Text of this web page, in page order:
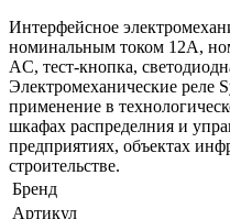
Интерфейсное
номинальным током 12А,
AC, тест-кнопка,
Электромеханические реле
применение в
шкафах распределния и
предприятиях, объектах
строительстве.
Бренд
Артикул